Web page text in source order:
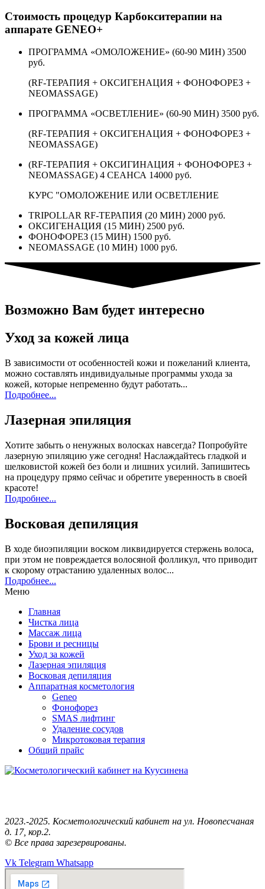
Стоимость процедур Карбокситерапии на
аппарате GENEO+
ПРОГРАММА «ОМОЛОЖЕНИЕ» (60-90 МИН) 3500
руб.
(RF-ТЕРАПИЯ + ОКСИГЕНАЦИЯ + ФОНОФОРЕЗ +
NEOMASSAGE)
ПРОГРАММА «ОСВЕТЛЕНИЕ» (60-90 МИН) 3500 руб.
(RF-ТЕРАПИЯ + ОКСИГЕНАЦИЯ + ФОНОФОРЕЗ +
NEOMASSAGE)
(RF-ТЕРАПИЯ + ОКСИГИНАЦИЯ + ФОНОФОРЕЗ +
NEOMASSAGE) 4 СЕАНСА 14000 руб.
КУРС "ОМОЛОЖЕНИЕ ИЛИ ОСВЕТЛЕНИЕ
TRIPOLLAR RF-ТЕРАПИЯ (20 МИН) 2000 руб.
ОКСИГЕНАЦИЯ (15 МИН) 2500 руб.
ФОНОФОРЕЗ (15 МИН) 1500 руб.
NEOMASSAGE (10 МИН) 1000 руб.
Возможно Вам будет интересно
Уход за кожей лица
В зависимости от особенностей кожи и пожеланий клиента,
можно составлять индивидуальные программы ухода за
кожей, которые непременно будут работать...
Подробнее...
Лазерная эпиляция
Хотите забыть о ненужных волосках навсегда? Попробуйте
лазерную эпиляцию уже сегодня! Наслаждайтесь гладкой и
шелковистой кожей без боли и лишних усилий. Запишитесь
на процедуру прямо сейчас и обретите уверенность в своей
красоте!
Подробнее...
Восковая депиляция
В ходе биоэпиляции воском ликвидируется стержень волоса,
при этом не повреждается волосяной фолликул, что приводит
к скорому отрастанию удаленных волос...
Подробнее...
Меню
Главная
Чистка лица
Массаж лица
Брови и ресницы
Уход за кожей
Лазерная эпиляция
Восковая депиляция
Аппаратная косметология
Geneo
Фонофорез
SMAS лифтинг
Удаление сосудов
Микротоковая терапия
Общий прайс
2023.-2025. Косметологический кабинет на ул. Новопесчаная
д. 17, кор.2.
© Все права зарезервированы.
Vk Telegram Whatsapp